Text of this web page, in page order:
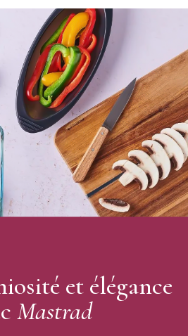
0,5 cm
et isolantes
dessous de plat
lave-vaisselle
et élégance
Mastrad